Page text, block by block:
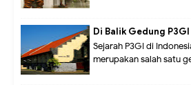
Di Balik Gedung
Sejarah P3GI di
merupakan salah satu